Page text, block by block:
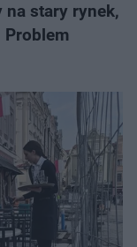
na stary rynek,
Problem